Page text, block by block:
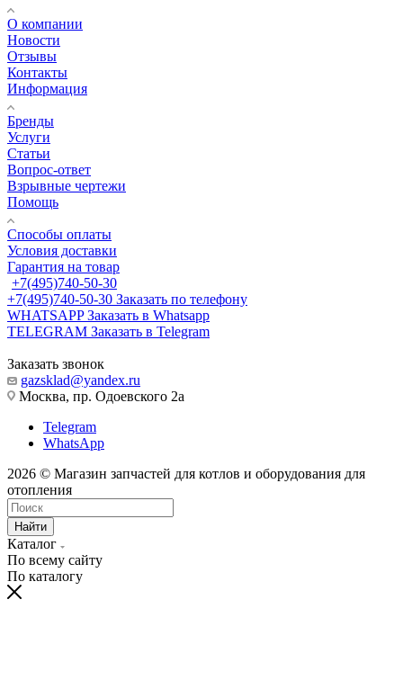
О компании
Новости
Отзывы
Контакты
Информация
Бренды
Услуги
Статьи
Вопрос-ответ
Взрывные чертежи
Помощь
Способы оплаты
Условия доставки
Гарантия на товар
+7(495)740-50-30
+7(495)740-50-30 Заказать по телефону
WHATSAPP Заказать в Whatsapp
TELEGRAM Заказать в Telegram
Заказать звонок
gazsklad@yandex.ru
Москва, пр. Одоевского 2а
Telegram
WhatsApp
2026 © Магазин запчастей для котлов и оборудования для
отопления
Найти
Каталог
По всему сайту
По каталогу